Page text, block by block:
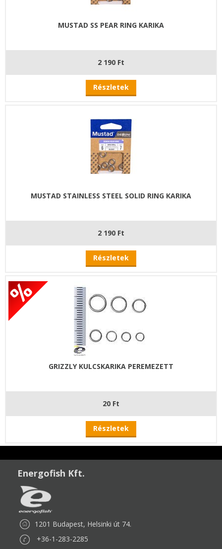
MUSTAD SS PEAR RING KARIKA
2 190 Ft
Részletek
MUSTAD STAINLESS STEEL SOLID RING KARIKA
2 190 Ft
Részletek
GRIZZLY KULCSKARIKA PEREMEZETT
20 Ft
Részletek
Energofish Kft.
1201 Budapest, Helsinki út 74.
+36-1-283-2285